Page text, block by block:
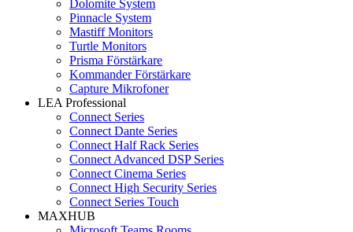
Dolomite System
Pinnacle System
Mastiff Monitors
Turtle Monitors
Prisma Förstärkare
Kommander Förstärkare
Capture Mikrofoner
LEA Professional
Connect Series
Connect Dante Series
Connect Half Rack Series
Connect Advanced DSP Series
Connect Cinema Series
Connect High Security Series
Connect Series Touch
MAXHUB